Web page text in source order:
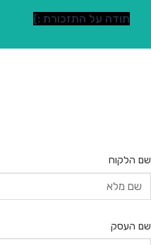
תודה על התזכורת :)
שם הלקוח
שם העסק